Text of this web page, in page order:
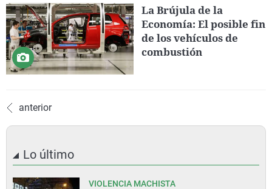
La Brújula de la
Economía: El posible fin
de los vehículos de
combustión
anterior
Lo último
VIOLENCIA MACHISTA